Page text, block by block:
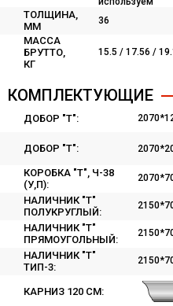
ТОЛЩИНА,
ММ
36
МАССА
БРУТТО,
КГ
15.5 / 17.56 /
КОМПЛЕКТУЮЩИЕ
ДОБОР "Т":
ДОБОР "Т":
КОРОБКА "Т", Ч-38
(У,П):
НАЛИЧНИК "Т"
ПОЛУКРУГЛЫЙ:
НАЛИЧНИК "Т"
ПРЯМОУГОЛЬНЫЙ:
НАЛИЧНИК "Т"
ТИП-3:
КАРНИЗ 120 СМ: